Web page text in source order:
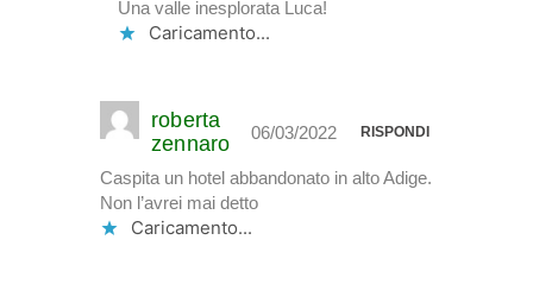
Una valle inesplorata Luca!
Caricamento...
roberta
zennaro
06/03/2022 RISPONDI
Caspita un hotel abbandonato in alto Adige.
Non l’avrei mai detto
Caricamento...